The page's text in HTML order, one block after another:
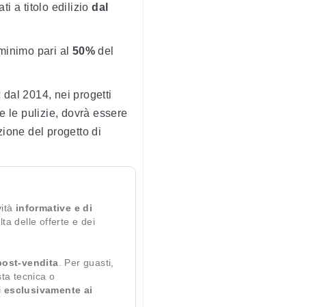
a titolo ediliziodal
pari al 50% del
dal 2014, nei progetti
le pulizie, dovrà essere
del progetto di
informative e di
delle offerte e dei
vendita. Per guasti,
tecnica o
esclusivamente ai